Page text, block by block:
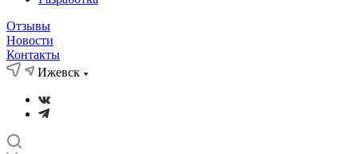
Отзывы
Новости
Контакты
Ижевск